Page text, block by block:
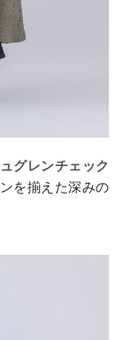
グレンチェック
を揃えた深みの